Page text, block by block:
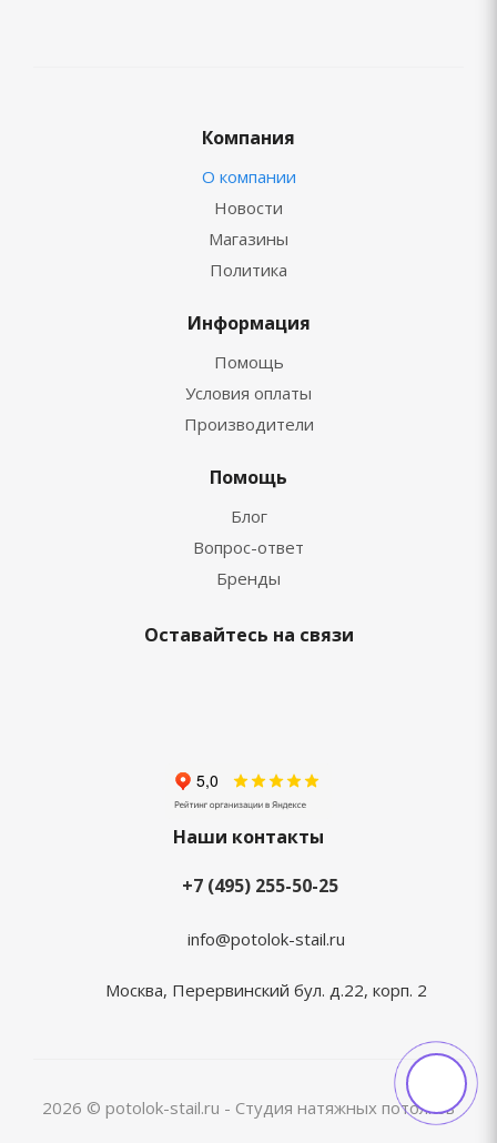
Компания
О компании
Новости
Магазины
Политика
Информация
Помощь
Условия оплаты
Производители
Помощь
Блог
Вопрос-ответ
Бренды
Оставайтесь на связи
Наши контакты
+7 (495) 255-50-25
info@potolok-stail.ru
Москва, Перервинский бул. д.22, корп. 2
2026 © potolok-stail.ru - Студия натяжных потолков